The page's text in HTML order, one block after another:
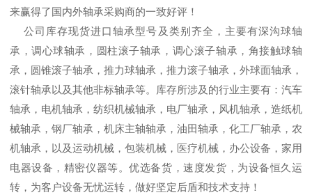
来赢得了国内外轴承采购商的一致好评！
公司库存现货进口轴承型号及类别齐全，主要有深沟球轴
承，调心球轴承，圆柱滚子轴承，调心滚子轴承，角接触球轴
承，圆锥滚子轴承，推力球轴承，推力滚子轴承，外球面轴承，
滚针轴承以及其他非标轴承等。库存所涉及的行业主要有：汽车
轴承，电机轴承，纺织机械轴承，电厂轴承，风机轴承，造纸机
械轴承，钢厂轴承，机床主轴轴承，油田轴承，化工厂轴承，农
机轴承，以及运动机械，包装机械，医疗机械，办公设备，家用
电器设备，精密仪器等。优选备货，速度发货，为设备恒久运
转，为客户设备无忧运转，做好坚定后盾和技术支持！